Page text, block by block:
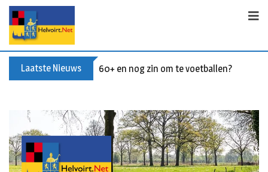
Laatste Nieuws 60+ en nog zin om te voetballen? Kom